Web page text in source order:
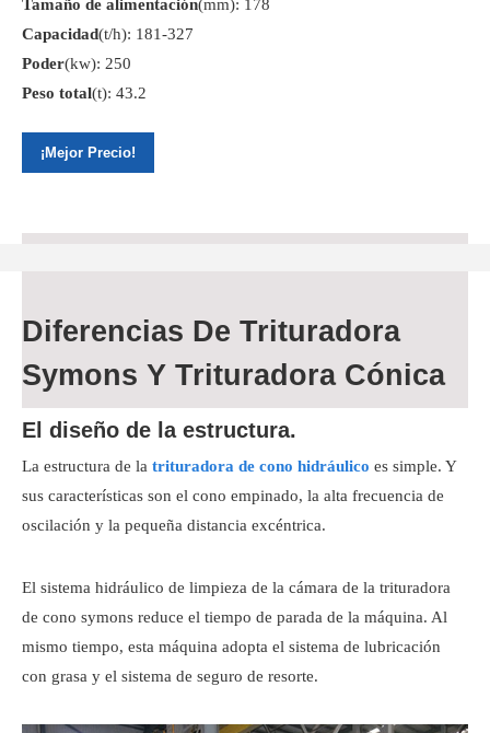
Tamaño de alimentación(mm): 178
Capacidad(t/h): 181-327
Poder(kw): 250
Peso total(t): 43.2
¡Mejor Precio!
Diferencias De Trituradora
Symons Y Trituradora Cónica
El diseño de la estructura.
La estructura de la trituradora de cono hidráulico es simple. Y
sus características son el cono empinado, la alta frecuencia de
oscilación y la pequeña distancia excéntrica.
El sistema hidráulico de limpieza de la cámara de la trituradora
de cono symons reduce el tiempo de parada de la máquina. Al
mismo tiempo, esta máquina adopta el sistema de lubricación
con grasa y el sistema de seguro de resorte.